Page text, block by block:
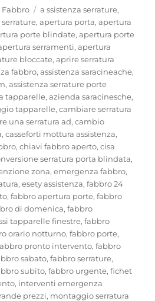
Fabbro Tag
a ssistenza serrature,
,apertura porta,apertura
porte blindate,apertura porte
serramenti,apertura
bloccate,aprire serratura
fabbro,assistenza saracineache,
,assistenza serrature porte
tapparelle,azienda saracinesche,
tapparelle,cambiare serratura
una serratura ad,cambio
,casseforti mottura assistenza,
,chiavi fabbro aperto,cisa
serratura porta blindata,
zona,emergenza fabbro,
,esety assistenza,fabbro 24
,fabbro apertura porte,fabbro
di domenica,fabbro
tapparelle finestre,fabbro
orario notturno,fabbro porte,
pronto intervento,fabbro
sabato,fabbro serrature,
subito,fabbro urgente,fichet
, interventi emergenza
prezzi, montaggio serratura